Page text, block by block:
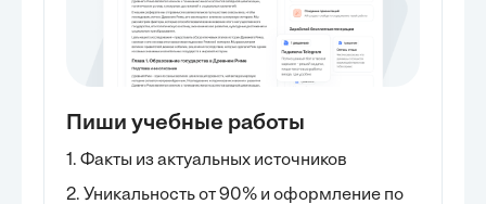
Пиши учебные работы
1. Факты из актуальных источников
2. Уникальность от 90% и оформление по